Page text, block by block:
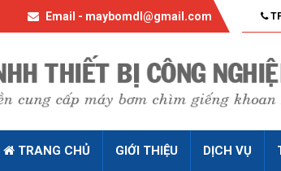
Email - maybomdl@gmail.com
TRANG CHỦ GIỚI THIỆU DỊCH VỤ